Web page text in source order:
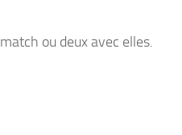
ou deux avec elles.